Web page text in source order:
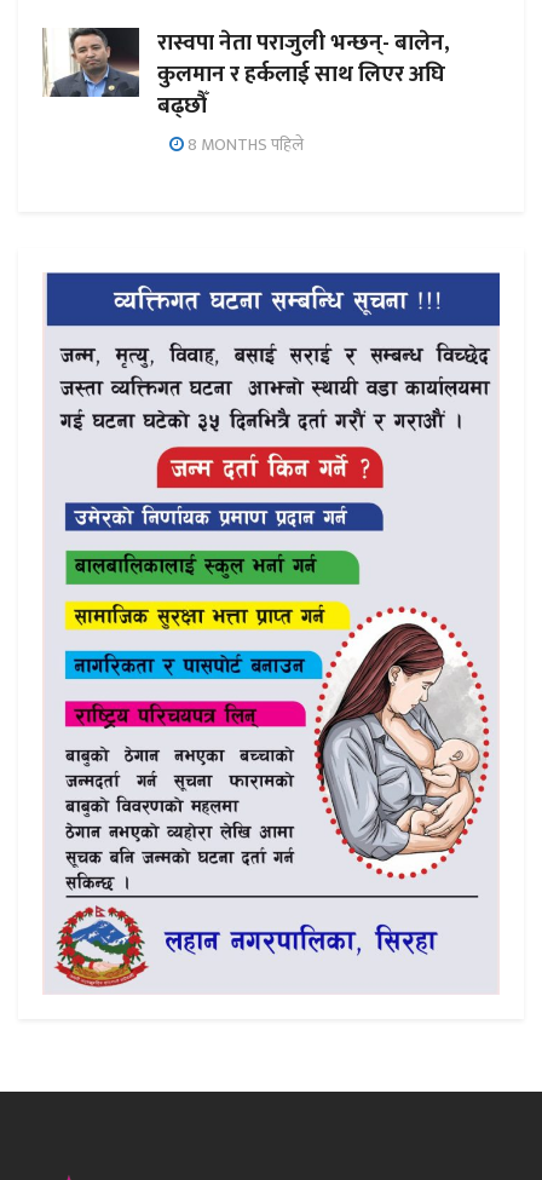
रास्वपा नेता पराजुली भन्छन्- बालेन,
कुलमान र हर्कलाई साथ लिएर अघि
बढ्छौँ
8 MONTHS पहिले